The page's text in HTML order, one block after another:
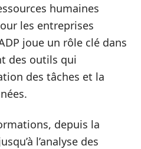
humaines
les entreprises
joue un rôle clé dans
des outils qui
des tâches et la
depuis la
l’analyse des